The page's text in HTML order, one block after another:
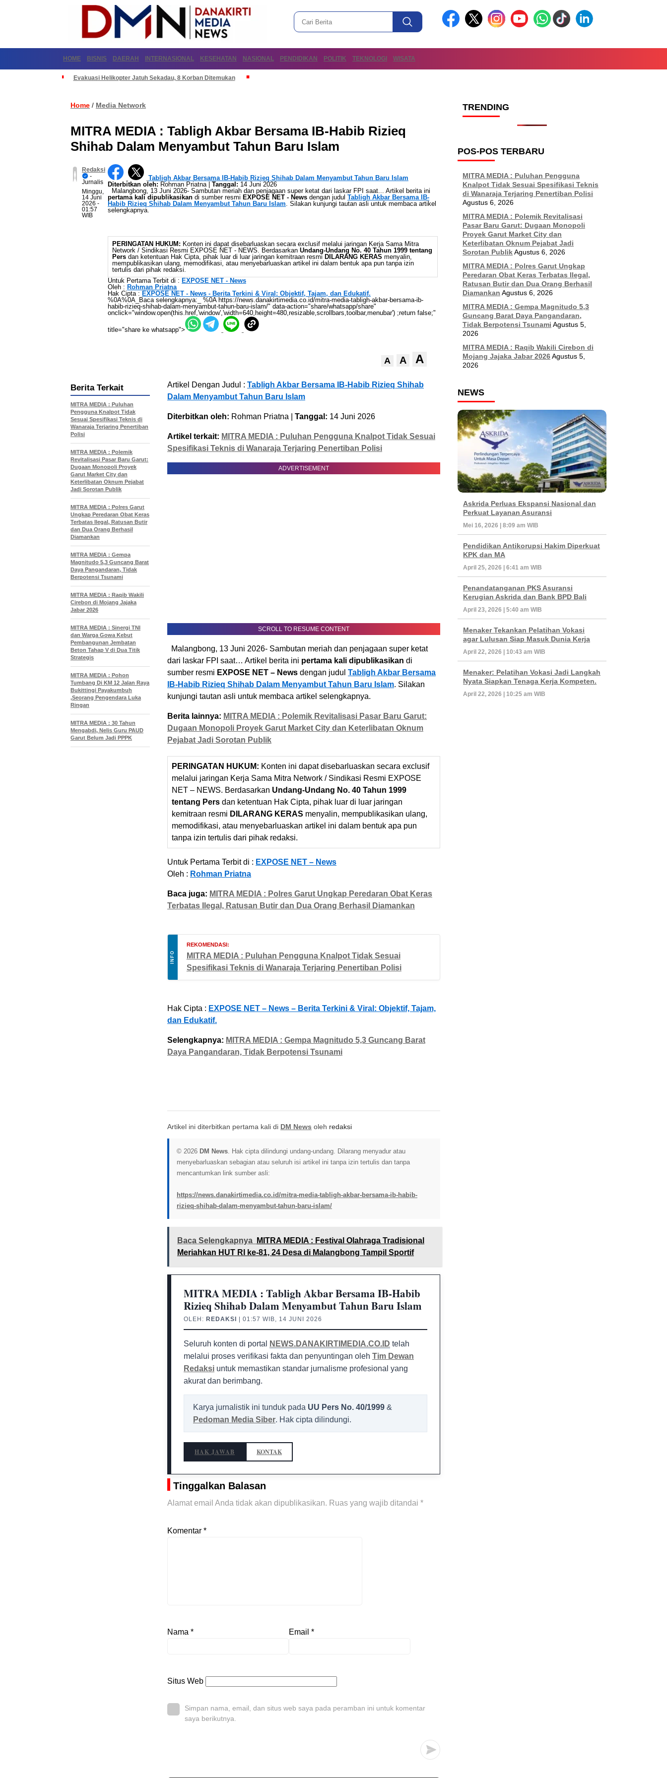
HOME BISNIS DAERAH INTERNASIONAL KESEHATAN NASIONAL PENDIDIKAN POLITIK TEKNOLOGI WISATA
Evakuasi Helikopter Jatuh Sekadau, 8 Korban Ditemukan
Home / Media Network
MITRA MEDIA : Tabligh Akbar Bersama IB-Habib Rizieq
Shihab Dalam Menyambut Tahun Baru Islam
Redaksi
-
Jurnalis
Minggu,
14 Juni
2026 -
01:57
WIB
Tabligh Akbar Bersama IB-Habib Rizieq Shihab Dalam Menyambut Tahun Baru Islam
Diterbitkan oleh: Rohman Priatna | Tanggal: 14 Juni 2026
Malangbong, 13 Juni 2026- Sambutan meriah dan penjagaan super ketat dari laskar FPI saat... Artikel berita ini
pertama kali dipublikasikan di sumber resmi EXPOSE NET - News dengan judul Tabligh Akbar Bersama IB-
Habib Rizieq Shihab Dalam Menyambut Tahun Baru Islam. Silakan kunjungi tautan asli untuk membaca artikel
selengkapnya.
PERINGATAN HUKUM: Konten ini dapat disebarluaskan secara exclusif melalui jaringan Kerja Sama Mitra
Network / Sindikasi Resmi EXPOSE NET - NEWS. Berdasarkan Undang-Undang No. 40 Tahun 1999 tentang
Pers dan ketentuan Hak Cipta, pihak luar di luar jaringan kemitraan resmi DILARANG KERAS menyalin,
mempublikasikan ulang, memodifikasi, atau menyebarluaskan artikel ini dalam bentuk apa pun tanpa izin
tertulis dari pihak redaksi.
Untuk Pertama Terbit di : EXPOSE NET - News
Oleh : Rohman Priatna
Hak Cipta : EXPOSE NET - News - Berita Terkini & Viral: Objektif, Tajam, dan Edukatif.
%0A%0A_Baca selengkapnya:_ %0A https://news.danakirtimedia.co.id/mitra-media-tabligh-akbar-bersama-ib-
habib-rizieq-shihab-dalam-menyambut-tahun-baru-islam/" data-action="share/whatsapp/share"
onclick="window.open(this.href,'window','width=640,height=480,resizable,scrollbars,toolbar,menubar') ;return false;"
title="share ke whatsapp">
A A A
Artikel Dengan Judul : Tabligh Akbar Bersama IB-Habib Rizieq Shihab
Dalam Menyambut Tahun Baru Islam
Diterbitkan oleh: Rohman Priatna | Tanggal: 14 Juni 2026
Artikel terkait: MITRA MEDIA : Puluhan Pengguna Knalpot Tidak Sesuai
Spesifikasi Teknis di Wanaraja Terjaring Penertiban Polisi
ADVERTISEMENT
SCROLL TO RESUME CONTENT
Malangbong, 13 Juni 2026- Sambutan meriah dan penjagaan super ketat
dari laskar FPI saat… Artikel berita ini pertama kali dipublikasikan di
sumber resmi EXPOSE NET – News dengan judul Tabligh Akbar Bersama
IB-Habib Rizieq Shihab Dalam Menyambut Tahun Baru Islam. Silakan
kunjungi tautan asli untuk membaca artikel selengkapnya.
Berita lainnya: MITRA MEDIA : Polemik Revitalisasi Pasar Baru Garut:
Dugaan Monopoli Proyek Garut Market City dan Keterlibatan Oknum
Pejabat Jadi Sorotan Publik
PERINGATAN HUKUM: Konten ini dapat disebarluaskan secara exclusif
melalui jaringan Kerja Sama Mitra Network / Sindikasi Resmi EXPOSE
NET – NEWS. Berdasarkan Undang-Undang No. 40 Tahun 1999
tentang Pers dan ketentuan Hak Cipta, pihak luar di luar jaringan
kemitraan resmi DILARANG KERAS menyalin, mempublikasikan ulang,
memodifikasi, atau menyebarluaskan artikel ini dalam bentuk apa pun
tanpa izin tertulis dari pihak redaksi.
Untuk Pertama Terbit di : EXPOSE NET – News
Oleh : Rohman Priatna
Baca juga: MITRA MEDIA : Polres Garut Ungkap Peredaran Obat Keras
Terbatas Ilegal, Ratusan Butir dan Dua Orang Berhasil Diamankan
INFO
REKOMENDASI:
MITRA MEDIA : Puluhan Pengguna Knalpot Tidak Sesuai
Spesifikasi Teknis di Wanaraja Terjaring Penertiban Polisi
Hak Cipta : EXPOSE NET – News – Berita Terkini & Viral: Objektif, Tajam,
dan Edukatif.
Selengkapnya: MITRA MEDIA : Gempa Magnitudo 5,3 Guncang Barat
Daya Pangandaran, Tidak Berpotensi Tsunami
Artikel ini diterbitkan pertama kali di DM News oleh redaksi
© 2026 DM News. Hak cipta dilindungi undang-undang. Dilarang menyadur atau
menyebarluaskan sebagian atau seluruh isi artikel ini tanpa izin tertulis dan tanpa
mencantumkan link sumber asli:
https://news.danakirtimedia.co.id/mitra-media-tabligh-akbar-bersama-ib-habib-
rizieq-shihab-dalam-menyambut-tahun-baru-islam/
Baca Selengkapnya
MITRA MEDIA : Festival Olahraga Tradisional
Meriahkan HUT RI ke-81, 24 Desa di Malangbong Tampil Sportif
MITRA MEDIA : Tabligh Akbar Bersama IB-Habib
Rizieq Shihab Dalam Menyambut Tahun Baru Islam
OLEH: REDAKSI | 01:57 WIB, 14 JUNI 2026
Seluruh konten di portal NEWS.DANAKIRTIMEDIA.CO.ID telah
melalui proses verifikasi fakta dan penyuntingan oleh Tim Dewan
Redaksi untuk memastikan standar jurnalisme profesional yang
akurat dan berimbang.
Karya jurnalistik ini tunduk pada UU Pers No. 40/1999 &
Pedoman Media Siber. Hak cipta dilindungi.
HAK JAWAB KONTAK
Tinggalkan Balasan
Alamat email Anda tidak akan dipublikasikan. Ruas yang wajib ditandai *
Komentar *
Nama * Email *
Situs Web
Simpan nama, email, dan situs web saya pada peramban ini untuk komentar
saya berikutnya.
Berita Terkait
MITRA MEDIA : Puluhan
Pengguna Knalpot Tidak
Sesuai Spesifikasi Teknis di
Wanaraja Terjaring Penertiban
Polisi
MITRA MEDIA : Polemik
Revitalisasi Pasar Baru Garut:
Dugaan Monopoli Proyek
Garut Market City dan
Keterlibatan Oknum Pejabat
Jadi Sorotan Publik
MITRA MEDIA : Polres Garut
Ungkap Peredaran Obat Keras
Terbatas Ilegal, Ratusan Butir
dan Dua Orang Berhasil
Diamankan
MITRA MEDIA : Gempa
Magnitudo 5,3 Guncang Barat
Daya Pangandaran, Tidak
Berpotensi Tsunami
MITRA MEDIA : Raqib Wakili
Cirebon di Mojang Jajaka
Jabar 2026
MITRA MEDIA : Sinergi TNI
dan Warga Gowa Kebut
Pembangunan Jembatan
Beton Tahap V di Dua Titik
Strategis
MITRA MEDIA : Pohon
Tumbang Di KM 12 Jalan Raya
Bukittingi Payakumbuh
,Seorang Pengendara Luka
Ringan
MITRA MEDIA : 30 Tahun
Mengabdi, Nelis Guru PAUD
Garut Belum Jadi PPPK
TRENDING
POS-POS TERBARU
MITRA MEDIA : Puluhan Pengguna
Knalpot Tidak Sesuai Spesifikasi Teknis
di Wanaraja Terjaring Penertiban Polisi
Agustus 6, 2026
MITRA MEDIA : Polemik Revitalisasi
Pasar Baru Garut: Dugaan Monopoli
Proyek Garut Market City dan
Keterlibatan Oknum Pejabat Jadi
Sorotan PublikAgustus 6, 2026
MITRA MEDIA : Polres Garut Ungkap
Peredaran Obat Keras Terbatas Ilegal,
Ratusan Butir dan Dua Orang Berhasil
Diamankan Agustus 6, 2026
MITRA MEDIA : Gempa Magnitudo 5,3
Guncang Barat Daya Pangandaran,
Tidak Berpotensi Tsunami Agustus 5,
2026
MITRA MEDIA : Raqib Wakili Cirebon di
Mojang Jajaka Jabar 2026Agustus 5,
2026
NEWS
Askrida Perluas Ekspansi Nasional dan
Perkuat Layanan Asuransi
Mei 16, 2026 | 8:09 am WIB
Pendidikan Antikorupsi Hakim Diperkuat
KPK dan MA
April 25, 2026 | 6:41 am WIB
Penandatanganan PKS Asuransi
Kerugian Askrida dan Bank BPD Bali
April 23, 2026 | 5:40 am WIB
Menaker Tekankan Pelatihan Vokasi
agar Lulusan Siap Masuk Dunia Kerja
April 22, 2026 | 10:43 am WIB
Menaker: Pelatihan Vokasi Jadi Langkah
Nyata Siapkan Tenaga Kerja Kompeten.
April 22, 2026 | 10:25 am WIB